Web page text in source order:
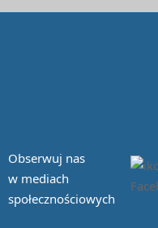
Obserwuj nas
w mediach
społecznościowych